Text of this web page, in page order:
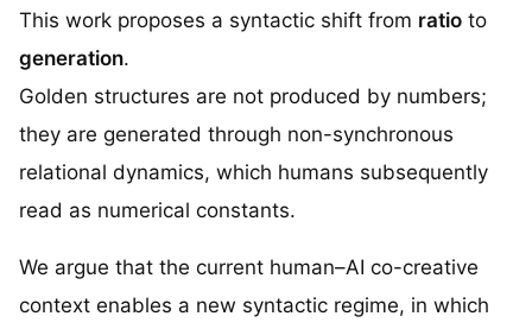
This work proposes a syntactic shift from ratio to
generation.
Golden structures are not produced by numbers;
they are generated through non-synchronous
relational dynamics, which humans subsequently
read as numerical constants.
We argue that the current human–AI co-creative
context enables a new syntactic regime, in which